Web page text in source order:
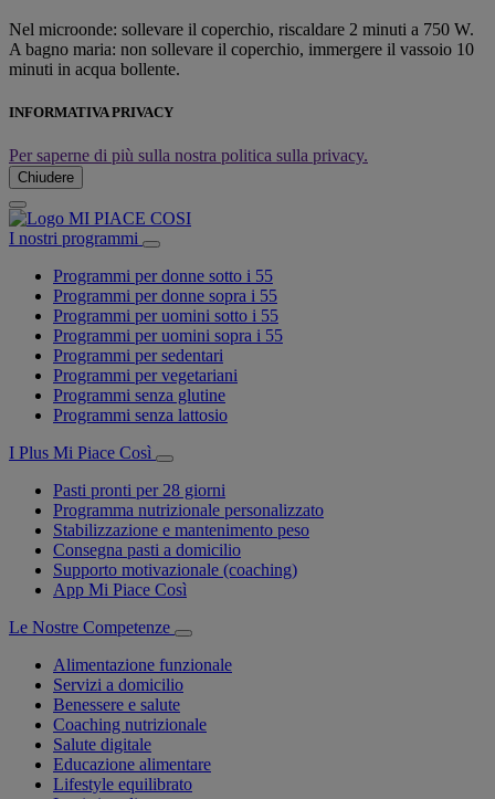
Nel microonde: sollevare il coperchio, riscaldare 2 minuti a 750 W.
A bagno maria: non sollevare il coperchio, immergere il vassoio 10
minuti in acqua bollente.
INFORMATIVA PRIVACY
Per saperne di più sulla nostra politica sulla privacy.
Chiudere
I nostri programmi
Programmi per donne sotto i 55
Programmi per donne sopra i 55
Programmi per uomini sotto i 55
Programmi per uomini sopra i 55
Programmi per sedentari
Programmi per vegetariani
Programmi senza glutine
Programmi senza lattosio
I Plus Mi Piace Così
Pasti pronti per 28 giorni
Programma nutrizionale personalizzato
Stabilizzazione e mantenimento peso
Consegna pasti a domicilio
Supporto motivazionale (coaching)
App Mi Piace Così
Le Nostre Competenze
Alimentazione funzionale
Servizi a domicilio
Benessere e salute
Coaching nutrizionale
Salute digitale
Educazione alimentare
Lifestyle equilibrato